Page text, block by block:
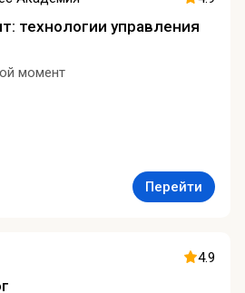
технологии управления
момент
Перейти
4.9